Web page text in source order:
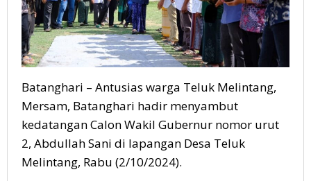
Batanghari – Antusias warga Teluk Melintang,
Mersam, Batanghari hadir menyambut
kedatangan Calon Wakil Gubernur nomor urut
2, Abdullah Sani di lapangan Desa Teluk
Melintang, Rabu (2/10/2024).